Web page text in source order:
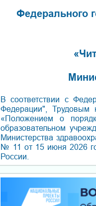
Федерального
В соответствии с
Федерации", Трудовым
«Положением о
образовательном
Министерства
№ 11 от 15 июня 2026
России.